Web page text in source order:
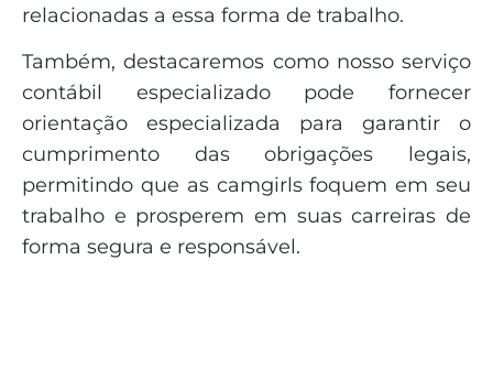
relacionadas a essa forma de trabalho.
Também, destacaremos como nosso serviço
contábil especializado pode fornecer
orientação especializada para garantir o
cumprimento das obrigações legais,
permitindo que as camgirls foquem em seu
trabalho e prosperem em suas carreiras de
forma segura e responsável.